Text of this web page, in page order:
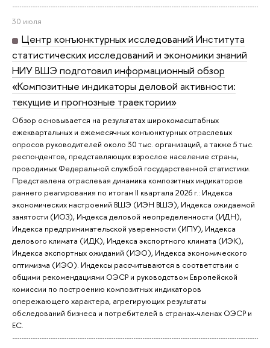
30 июля
Центр конъюнктурных исследований Института
статистических исследований и экономики знаний
НИУ ВШЭ подготовил информационный обзор
«Композитные индикаторы деловой активности:
текущие и прогнозные траектории»
Обзор основывается на результатах широкомасштабных
ежеквартальных и ежемесячных конъюнктурных отраслевых
опросов руководителей около 30 тыс. организаций, а также 5 тыс.
респондентов, представляющих взрослое население страны,
проводимых Федеральной службой государственной статистики.
Представлена отраслевая динамика композитных индикаторов
раннего реагирования по итогам II квартала 2026 г.: Индекса
экономических настроений ВШЭ (ИЭН ВШЭ), Индекса ожидаемой
занятости (ИОЗ), Индекса деловой неопределенности (ИДН),
Индекса предпринимательской уверенности (ИПУ), Индекса
делового климата (ИДК), Индекса экспортного климата (ИЭК),
Индекса экспортных ожиданий (ИЭО), Индекса экономического
оптимизма (ИЭО). Индексы рассчитываются в соответствии с
общими рекомендациями ОЭСР и руководством Европейской
комиссии по построению композитных индикаторов
опережающего характера, агрегирующих результаты
обследований бизнеса и потребителей в странах-членах ОЭСР и
ЕС.